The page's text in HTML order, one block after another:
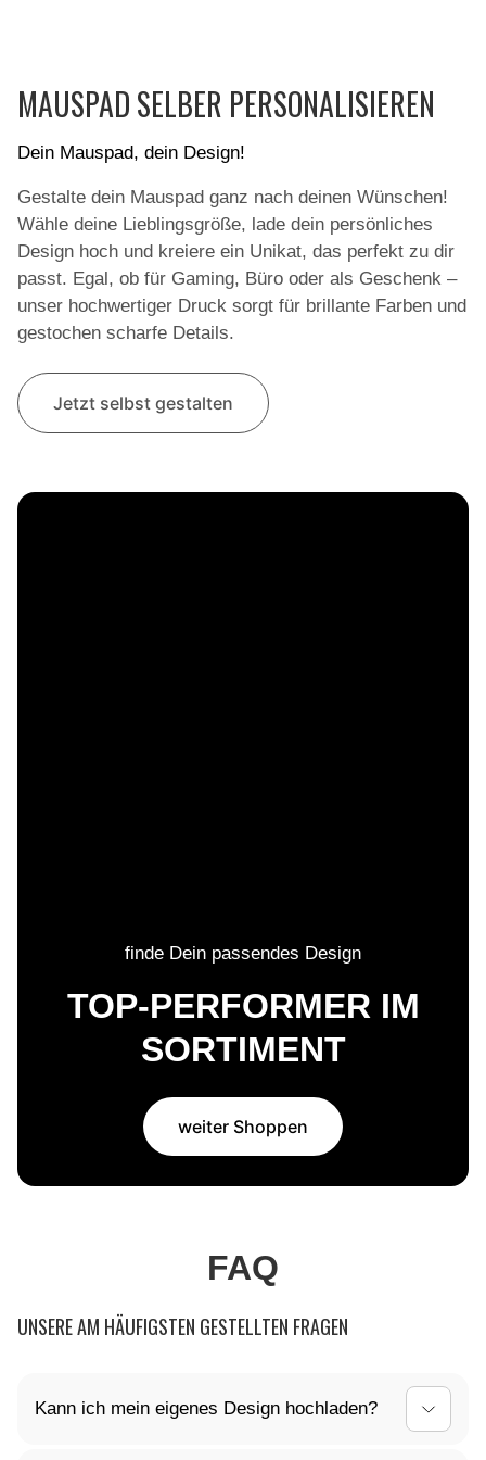
MAUSPAD SELBER PERSONALISIEREN
Dein Mauspad, dein Design!
Gestalte dein Mauspad ganz nach deinen Wünschen!
Wähle deine Lieblingsgröße, lade dein persönliches
Design hoch und kreiere ein Unikat, das perfekt zu dir
passt. Egal, ob für Gaming, Büro oder als Geschenk –
unser hochwertiger Druck sorgt für brillante Farben und
gestochen scharfe Details.
Jetzt selbst gestalten
finde Dein passendes Design
TOP-PERFORMER IM
SORTIMENT
weiter Shoppen
FAQ
UNSERE AM HÄUFIGSTEN GESTELLTEN FRAGEN
Kann ich mein eigenes Design hochladen?